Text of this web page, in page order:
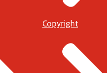
Copyright